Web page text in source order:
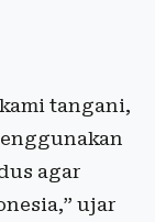
tangani,
agar
ujar